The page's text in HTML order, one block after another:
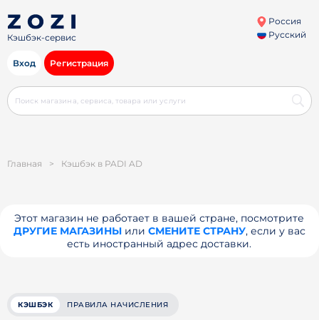
Кэшбэк-сервис
Россия
Русский
Вход Регистрация
Главная > Кэшбэк в PADI AD
Этот магазин не работает в вашей стране, посмотрите
ДРУГИЕ МАГАЗИНЫили СМЕНИТЕ СТРАНУ, если у вас
есть иностранный адрес доставки.
КЭШБЭК ПРАВИЛА НАЧИСЛЕНИЯ